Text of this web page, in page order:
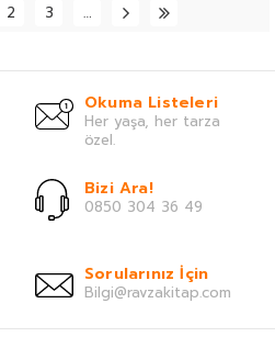
2 3 …
Okuma Listeleri
Her yaşa, her tarza
özel.
Bizi Ara!
0850 304 36 49
Sorularınız İçin
Bilgi@ravzakitap.com